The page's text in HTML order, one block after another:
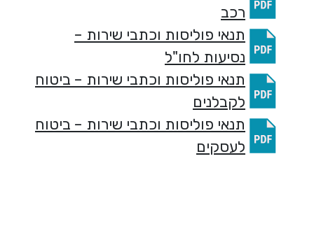
רכב
תנאי פוליסות וכתבי שירות –
נסיעות לחו"ל
תנאי פוליסות וכתבי שירות – ביטוח
לקבלנים
תנאי פוליסות וכתבי שירות – ביטוח
לעסקים